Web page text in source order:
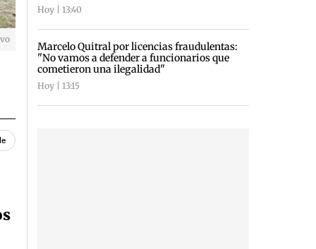
Hoy | 13:40
Marcelo Quitral por licencias fraudulentas:
"No vamos a defender a funcionarios que
cometieron una ilegalidad"
Hoy | 13:15